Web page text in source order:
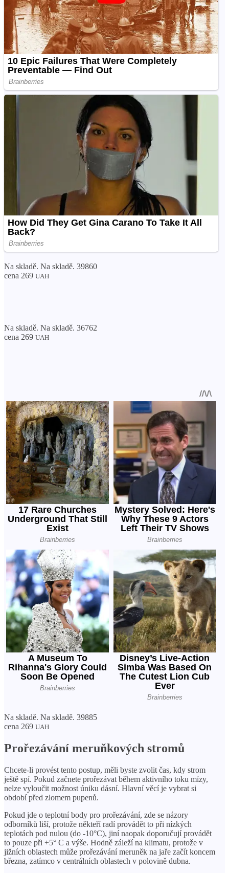
Na skladě. Na skladě. 39860
cena 269 UAH
Na skladě. Na skladě. 36762
cena 269 UAH
Na skladě. Na skladě. 39885
cena 269 UAH
Prořezávání meruňkových stromů
Chcete-li provést tento postup, měli byste zvolit čas, kdy strom
ještě spí. Pokud začnete prořezávat během aktivního toku mízy,
nelze vyloučit možnost úniku dásní. Hlavní věcí je vybrat si
období před zlomem pupenů.
Pokud jde o teplotní body pro prořezávání, zde se názory
odborníků liší, protože někteří radí provádět to při nízkých
teplotách pod nulou (do -10°C), jiní naopak doporučují provádět
to pouze při +5° C a výše. Hodně záleží na klimatu, protože v
jižních oblastech může prořezávání meruněk na jaře začít koncem
března, zatímco v centrálních oblastech v polovině dubna.